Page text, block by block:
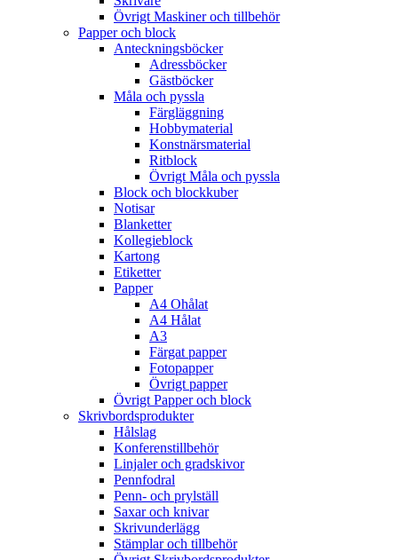
Övrigt Maskiner och tillbehör
Papper och block
Anteckningsböcker
Adressböcker
Gästböcker
Måla och pyssla
Färgläggning
Hobbymaterial
Konstnärsmaterial
Ritblock
Övrigt Måla och pyssla
Block och blockkuber
Notisar
Blanketter
Kollegieblock
Kartong
Etiketter
Papper
A4 Ohålat
A4 Hålat
A3
Färgat papper
Fotopapper
Övrigt papper
Övrigt Papper och block
Skrivbordsprodukter
Hålslag
Konferenstillbehör
Linjaler och gradskivor
Pennfodral
Penn- och prylställ
Saxar och knivar
Skrivunderlägg
Stämplar och tillbehör